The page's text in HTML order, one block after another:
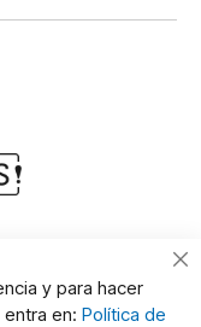
y para hacer
en: Política de